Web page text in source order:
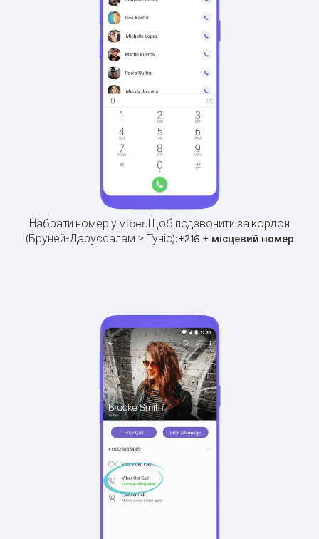
Набрати номер у Viber.Щоб подзвонити за кордон
(Бруней-Даруссалам > Туніс):+216 + місцевий номер